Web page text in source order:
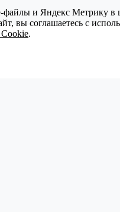
и Яндекс Метрику в
вы соглашаетесь с
.